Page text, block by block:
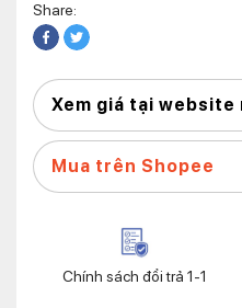
Share:
Xem giá tại website
Mua trên Shopee
Chính sách đổi trả 1-1